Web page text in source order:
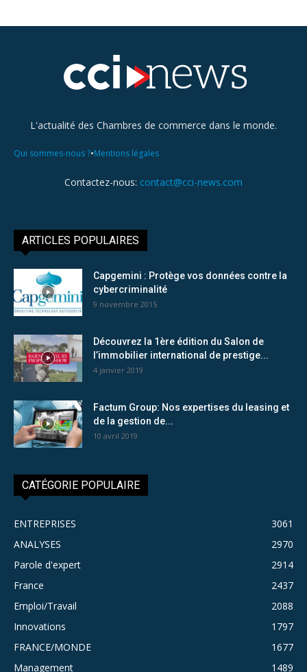
L'actualité des Chambres de commerce dans le monde.
Qui sommes-nous ?•Mentions légales
Contactez-nous: contact@cci-news.com
ARTICLES POPULAIRES
Capgemini : Protège vos données contre la
cybercriminalité
9 novembre 2015
Découvrez la 1ère édition du Salon de
l’immobilier international de prestige...
4 janvier 2019
Factum Group: Nos expertises du leasing et
de la gestion de...
10 avril 2019
CATÉGORIE POPULAIRE
ENTREPRISES
3061
ANALYSES
2970
Parole d'expert
2914
France
2437
Emploi/Travail
2088
Innovations
1797
FRANCE/MONDE
1677
Management
1489